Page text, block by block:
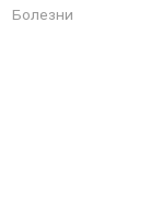
Болезни